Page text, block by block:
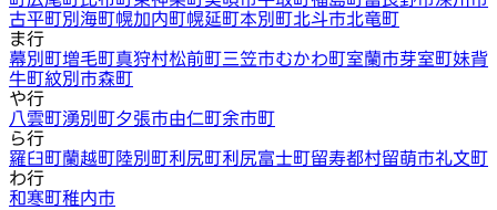
古平町別海町幌加内町幌延町本別町北斗市北竜町
ま行
幕別町増毛町真狩村松前町三笠市むかわ町室蘭市芽室町妹背
牛町紋別市森町
や行
八雲町湧別町夕張市由仁町余市町
ら行
羅臼町蘭越町陸別町利尻町利尻富士町留寿都村留萌市礼文町
わ行
和寒町稚内市